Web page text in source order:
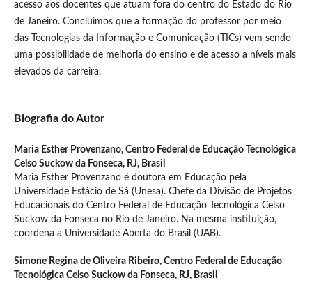
acesso aos docentes que atuam fora do centro do Estado do Rio
de Janeiro. Concluímos que a formação do professor por meio
das Tecnologias da Informação e Comunicação (TICs) vem sendo
uma possibilidade de melhoria do ensino e de acesso a níveis mais
elevados da carreira.
Biografia do Autor
Maria Esther Provenzano, Centro Federal de Educação Tecnológica
Celso Suckow da Fonseca, RJ, Brasil
Maria Esther Provenzano é doutora em Educação pela
Universidade Estácio de Sá (Unesa). Chefe da Divisão de Projetos
Educacionais do Centro Federal de Educação Tecnológica Celso
Suckow da Fonseca no Rio de Janeiro. Na mesma instituição,
coordena a Universidade Aberta do Brasil (UAB).
Simone Regina de Oliveira Ribeiro, Centro Federal de Educação
Tecnológica Celso Suckow da Fonseca, RJ, Brasil